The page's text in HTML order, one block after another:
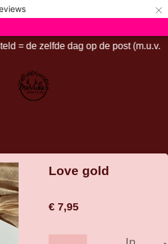
×
= de zelfde dag op de post (m.u.v.
Love gold
€ 7,95